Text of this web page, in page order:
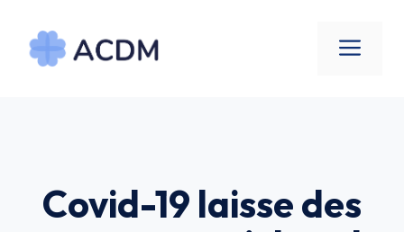
contenu
Covid-19 laisse des